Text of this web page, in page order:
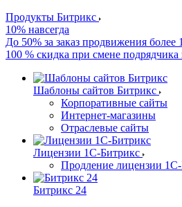
Продукты Битрикс
10% навсегда
До 50% за заказ продвижения более
100 % скидка при смене подрядчика
Шаблоны сайтов Битрикс
Корпоративные сайты
Интернет-магазины
Отраслевые сайты
Лицензии 1С-Битрикс
Продление лицензии
Битрикс 24